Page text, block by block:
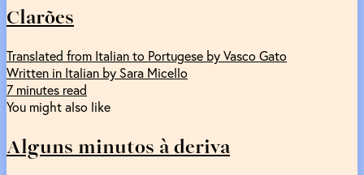
Clarões
Translated from Italian to Portugese by Vasco Gato
Written in Italian by Sara Micello
7 minutes read
You might also like
Alguns minutos à deriva